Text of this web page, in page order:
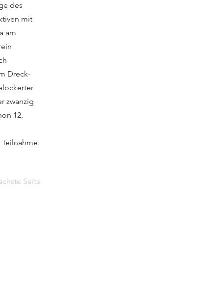
des
mit
am
Dreck-
zwanzig
12.
Seite